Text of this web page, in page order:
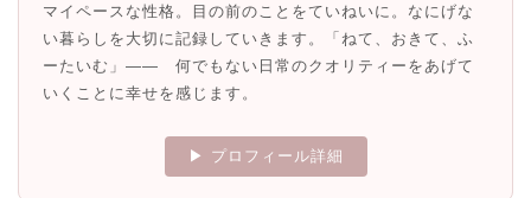
マイペースな性格。目の前のことをていねいに。なにげな
い暮らしを大切に記録していきます。「ねて、おきて、ふ
ーたいむ」—— 何でもない日常のクオリティーをあげて
いくことに幸せを感じます。
▶ プロフィール詳細